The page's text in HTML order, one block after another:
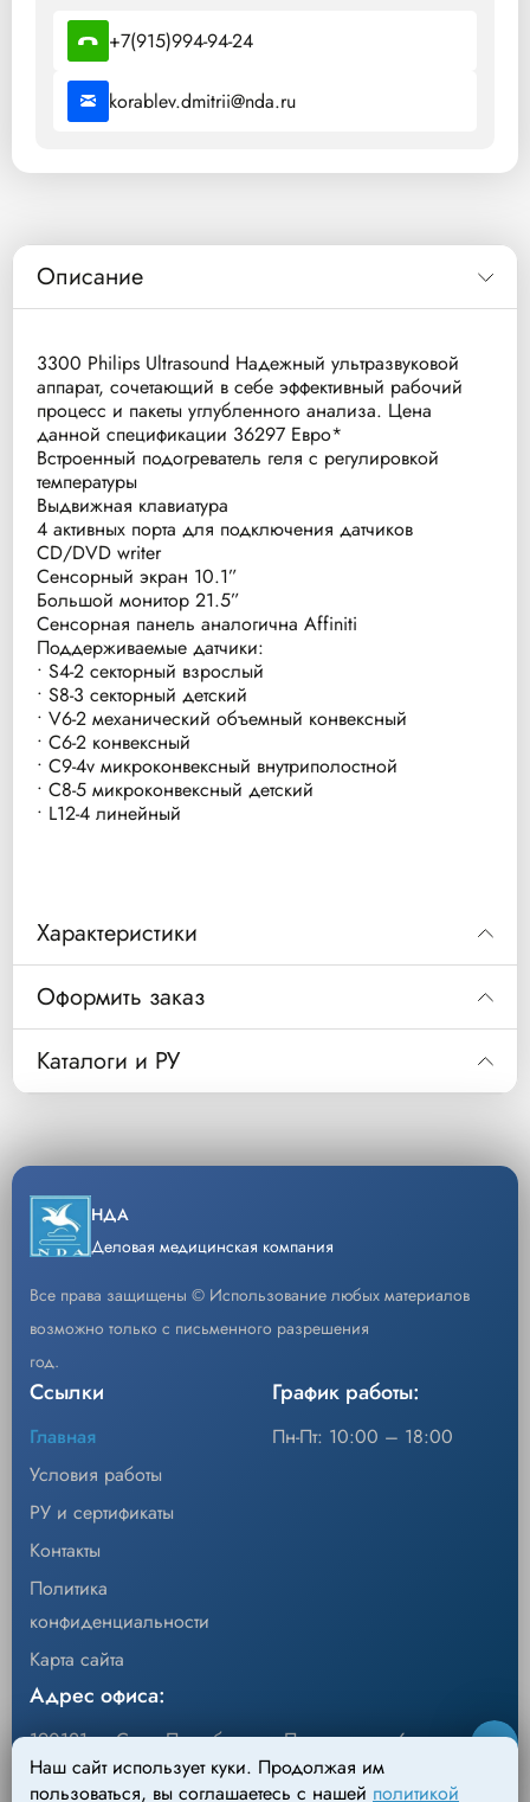
+7(915)994-94-24
korablev.dmitrii@nda.ru
Описание
Характеристики
Оформить заказ
Каталоги и РУ
3300 Philips Ultrasound Надежный ультразвуковой
аппарат, сочетающий в себе эффективный рабочий
процесс и пакеты углубленного анализа. Цена
данной спецификации 36297 Евро*
Встроенный подогреватель геля с регулировкой
температуры
Выдвижная клавиатура
4 активных порта для подключения датчиков
CD/DVD writer
Сенсорный экран 10.1”
Большой монитор 21.5”
Сенсорная панель аналогична Affiniti
Поддерживаемые датчики:
• S4-2 секторный взрослый
• S8-3 секторный детский
• V6-2 механический объемный конвексный
• C6-2 конвексный
• C9-4v микроконвексный внутриполостной
• C8-5 микроконвексный детский
• L12-4 линейный
Код
NUSD992
NUSR631
Articulation Arm
FUS4041
C6-2 Transducer
FUS4042
FUS4045
L12-4 Transducer
NUSR635
NUSR812
NUSR819
FUS7011
NUSR830
B&W Printer
*Не является публичной офертой
Код NUSD992
Описание
Кол-во
Код NUSR607
Уп/шт.
Кол-во −
Код NUSR631
НДА
Деловая медицинская компания
Все права защищены © Использование любых материалов
возможно только с письменного разрешения
год.
Ссылки
Главная
Условия работы
РУ и сертификаты
Контакты
Политика
конфиденциальности
Карта сайта
График работы:
Пн-Пт: 10:00 – 18:00
Адрес офиса:
190121, г. Санкт-Петербург, ул.Перевозная, 6
Адрес склада:
Наш сайт использует куки. Продолжая им
пользоваться, вы соглашаетесь с нашей политикой